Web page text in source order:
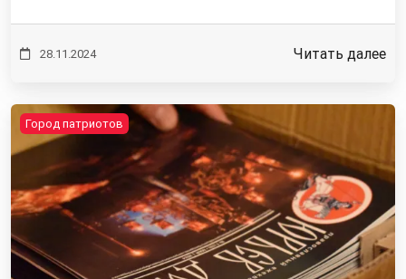
28.11.2024 Читать далее
Город патриотов